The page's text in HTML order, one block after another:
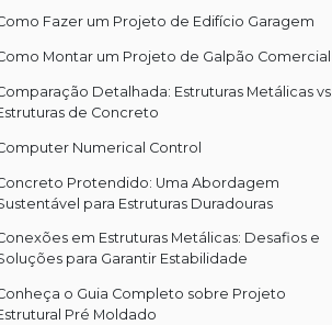
Fazer um Projeto de Edifício Garagem
Montar um Projeto de Galpão Comercial
Detalhada: Estruturas Metálicas vs.
de Concreto
Numerical Control
Protendido: Uma Abordagem
para Estruturas Duradouras
em Estruturas Metálicas: Desafios e
para Garantir Estabilidade
o Guia Completo sobre Projeto
Pré Moldado